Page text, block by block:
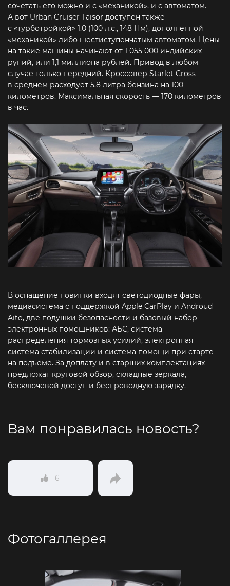
сочетать его можно и с «механикой», и с автоматом.
А вот Urban Cruiser Taisor доступен также
с «турботройкой» 1.0 (100 л.с., 148 Нм), дополненной
«механикой» либо шестиступенчатым автоматом. Цены
на такие машины начинают от 1 055 000 индийских
рупий, или 1,1 миллиона рублей. Привод в любом
случае только передний. Кроссовер Starlet Cross
в среднем расходует 5,8 литра бензина на 100
километров. Максимальная скорость — 170 километров
в час.
В оснащение новинки входят светодиодные фары,
медиасистема с поддержкой Apple CarPlay и Androud
Aito, две подушки безопасности и базовый набор
электронных помощников: АБС, система
распределения тормозных усилий, электронная
система стабилизации и система помощи при старте
на подъеме. За доплату и в старших комплектациях
предложат круговой обзор, складные зеркала,
бесключевой доступ и беспроводную зарядку.
Вам понравилась новость?
6
Фотогаллерея